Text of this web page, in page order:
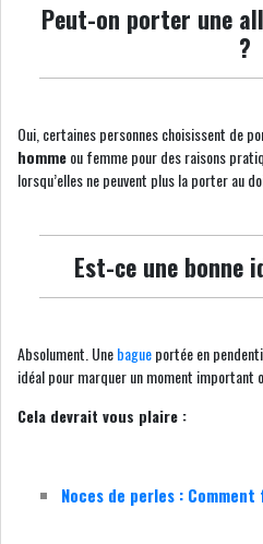
Peut-on porter une
?
Oui, certaines personnes choisissent de
hommeou femme pour des raisons
lorsqu’elles ne peuvent plus la porter au
Est-ce une bonne
Absolument. Unebagueportée en
idéal pour marquer un moment important
Cela devrait vous plaire :
Noces de perles :